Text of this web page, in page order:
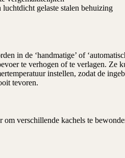
gelaste stalen behuizing
in de ‘handmatige’ of
te verhogen of te verlagen. Ze
instellen, zodat de
tevoren.
om verschillende kachels te